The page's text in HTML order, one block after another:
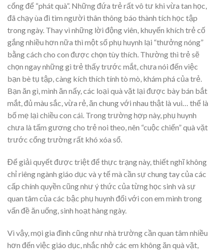
cổng để “phát quà”. Những đứa trẻ rất vô tư khi vừa tan học,
đã chạy ùa đi tìm người thân thông báo thành tích học tập
trong ngày. Thay vì những lời động viên, khuyến khích trẻ cố
gắng nhiều hơn nữa thì một số phụ huynh lại “thưởng nóng”
bằng cách cho con được chọn tùy thích. Thường thì trẻ sẽ
chọn ngay những gì trẻ thấy trước mắt, chưa nói đến việc
bạn bè tụ tập, càng kích thích tính tò mò, khám phá của trẻ.
Bạn ăn gì, mình ăn nấy, các loại quà vặt lại được bày bán bắt
mắt, đủ màu sắc, vừa rẻ, ăn chung với nhau thật là vui… thế là
bố mẹ lại chiều con cái. Trong trường hợp này, phụ huynh
chưa là tấm gương cho trẻ noi theo, nên “cuộc chiến” quà vặt
trước cổng trường rất khó xóa sổ.
Để giải quyết được triệt để thực trạng này, thiết nghĩ không
chỉ riêng ngành giáo dục và y tế mà cần sự chung tay của các
cấp chính quyền cũng như ý thức của từng học sinh và sự
quan tâm của các bậc phụ huynh đối với con em mình trong
vấn đề ăn uống, sinh hoạt hàng ngày.
Vì vậy, mọi gia đình cũng như nhà trường cần quan tâm nhiều
hơn đến việc giáo dục, nhắc nhở các em không ăn quà vặt,